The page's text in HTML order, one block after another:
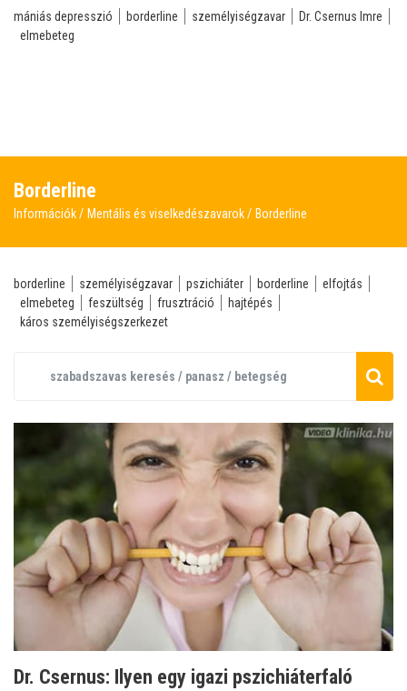
mániás depresszió borderline személyiségzavar
Dr. Csernus Imre
elmebeteg
Borderline
Információk Mentális és viselkedészavarok Borderline
borderline személyiségzavar pszichiáter borderline
elfojtás
elmebeteg
feszültség frusztráció
hajtépés
káros személyiségszerkezet
Dr. Csernus: Ilyen egy igazi pszichiáterfaló